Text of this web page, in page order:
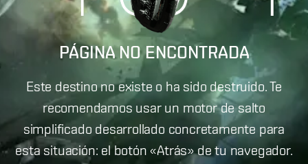
PÁGINA NO ENCONTRADA
Este destino no existe o ha sido destruido. Te
recomendamos usar un motor de salto
simplificado desarrollado concretamente para
esta situación: el botón «Atrás» de tu navegador.